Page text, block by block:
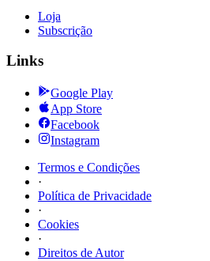
Loja
Subscrição
Links
Google Play
App Store
Facebook
Instagram
Termos e Condições
·
Política de Privacidade
·
Cookies
·
Direitos de Autor